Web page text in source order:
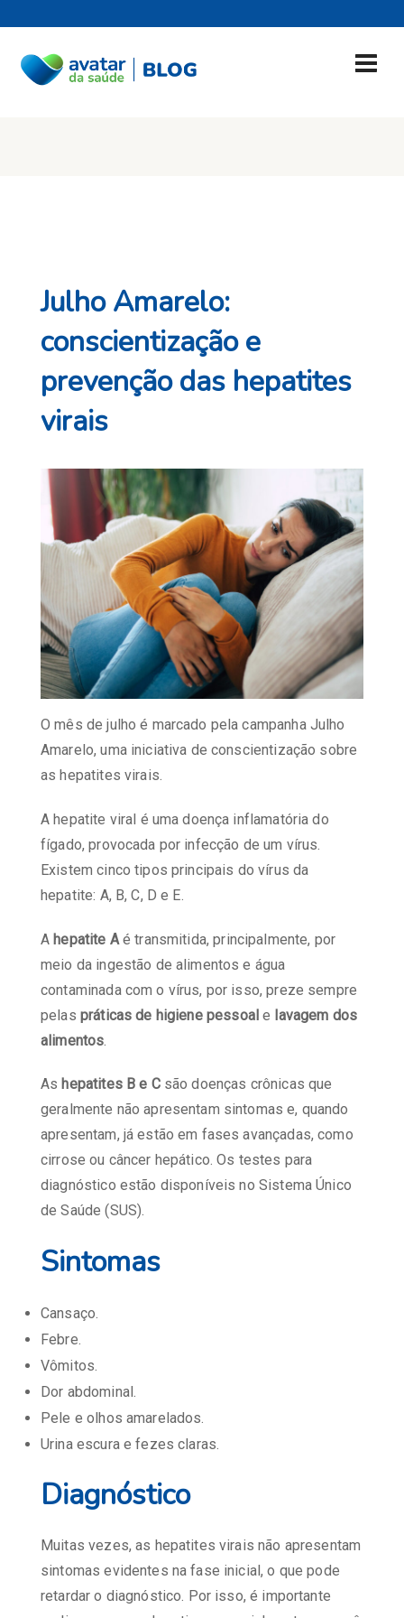
Julho Amarelo:
conscientização e
prevenção das hepatites
virais
O mês de julho é marcado pela campanha Julho
Amarelo, uma iniciativa de conscientização sobre
as hepatites virais.
A hepatite viral é uma doença inflamatória do
fígado, provocada por infecção de um vírus.
Existem cinco tipos principais do vírus da
hepatite: A, B, C, D e E.
A hepatite Aé transmitida, principalmente, por
meio da ingestão de alimentos e água
contaminada com o vírus, por isso, preze sempre
pelas práticas de higiene pessoale lavagem dos
alimentos
As hepatites B e Csão doenças crônicas que
geralmente não apresentam sintomas e, quando
apresentam, já estão em fases avançadas, como
cirrose ou câncer hepático. Os testes para
diagnóstico estão disponíveis no Sistema Único
de Saúde (SUS).
Sintomas
Cansaço.
Febre.
Vômitos.
Dor abdominal.
Pele e olhos amarelados.
Urina escura e fezes claras.
Diagnóstico
Muitas vezes, as hepatites virais não apresentam
sintomas evidentes na fase inicial, o que pode
retardar o diagnóstico. Por isso, é importante